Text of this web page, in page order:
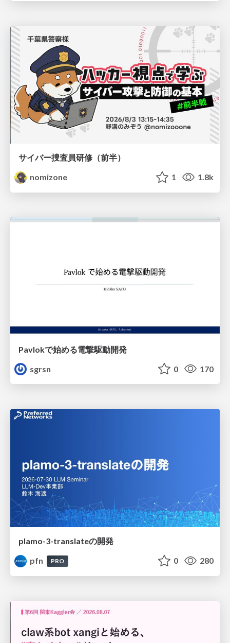
サイバー捜査員研修（前半）
nomizone
1 1.8k
Pavlokで始める電撃駆動開発
sgrsn
0 170
plamo-3-translateの開発
pfn
PRO 0 280